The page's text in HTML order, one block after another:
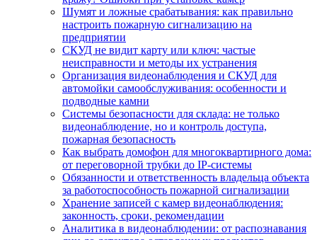
Шумят и ложные срабатывания: как правильно
настроить пожарную сигнализацию на
предприятии
СКУД не видит карту или ключ: частые
неисправности и методы их устранения
Организация видеонаблюдения и СКУД для
автомойки самообслуживания: особенности и
подводные камни
Системы безопасности для склада: не только
видеонаблюдение, но и контроль доступа,
пожарная безопасность
Как выбрать домофон для многоквартирного дома:
от переговорной трубки до IP-системы
Обязанности и ответственность владельца объекта
за работоспособность пожарной сигнализации
Хранение записей с камер видеонаблюдения:
законность, сроки, рекомендации
Аналитика в видеонаблюдении: от распознавания